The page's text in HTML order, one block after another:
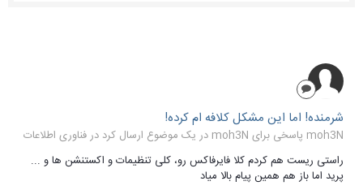
شرمنده! اما این مشکل کلافه ام کرده!
moh3N پاسخی برای moh3N در یک موضوع ارسال کرد در
فناوری اطلاعات
راستی ریست هم کردم کلا فایرفاکس رو، کلی تنظیمات و اکستنشن ها و ...
پرید اما باز هم همین پیام بالا میاد